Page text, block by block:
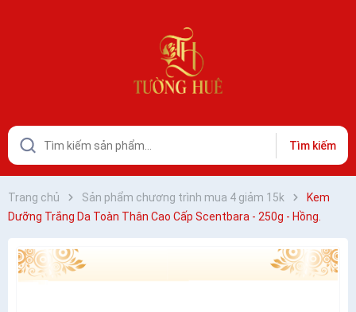
Tìm kiếm
Trang chủ Sản phẩm chương trình mua 4 giảm 15k
Kem
Dưỡng Trắng Da Toàn Thân Cao Cấp Scentbara - 250g - Hồng.